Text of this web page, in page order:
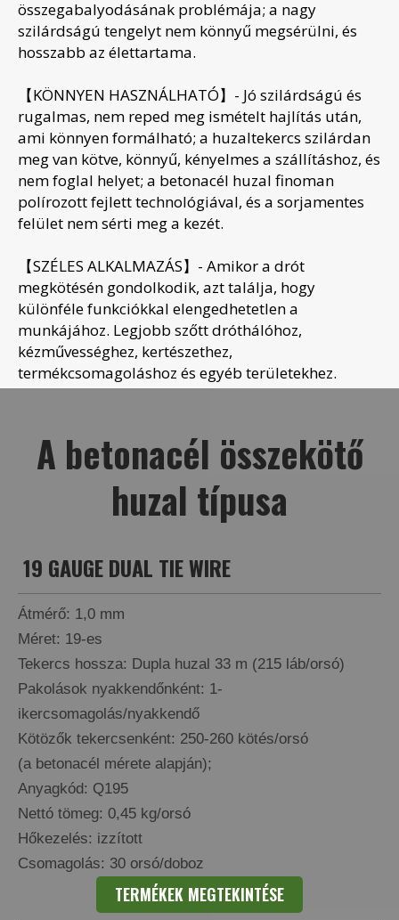
összegabalyodásának problémája; a nagy
szilárdságú tengelyt nem könnyű megsérülni, és
hosszabb az élettartama.
【KÖNNYEN HASZNÁLHATÓ】- Jó szilárdságú és
rugalmas, nem reped meg ismételt hajlítás után,
ami könnyen formálható; a huzaltekercs szilárdan
meg van kötve, könnyű, kényelmes a szállításhoz, és
nem foglal helyet; a betonacél huzal finoman
polírozott fejlett technológiával, és a sorjamentes
felület nem sérti meg a kezét.
【SZÉLES ALKALMAZÁS】- Amikor a drót
megkötésén gondolkodik, azt találja, hogy
különféle funkciókkal elengedhetetlen a
munkájához. Legjobb szőtt dróthálóhoz,
kézművességhez, kertészethez,
termékcsomagoláshoz és egyéb területekhez.
A betonacél összekötő
huzal típusa
19 GAUGE DUAL TIE WIRE
Átmérő: 1,0 mm
Méret: 19-es
Tekercs hossza: Dupla huzal 33 m (215 láb/orsó)
Pakolások nyakkendőnként: 1-
ikercsomagolás/nyakkendő
Kötözők tekercsenként: 250-260 kötés/orsó
(a betonacél mérete alapján);
Anyagkód: Q195
Nettó tömeg: 0,45 kg/orsó
Hőkezelés: izzított
Csomagolás: 30 orsó/doboz
TERMÉKEK MEGTEKINTÉSE